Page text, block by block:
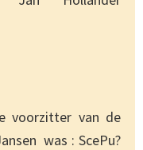
voorzitter van de
was : ScePu?